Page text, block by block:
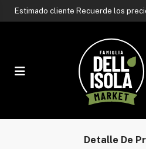
Estimado cliente Recuerde los
sin previo aviso
Contactá a nuestro asesor de
Contactá a nuestro asesor de ventas
Detalle De